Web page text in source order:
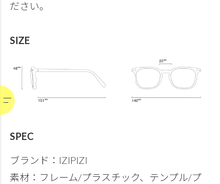
ださい。
SIZE
SPEC
ブランド：IZIPIZI
素材：フレーム/プラスチック、テンプル/プ